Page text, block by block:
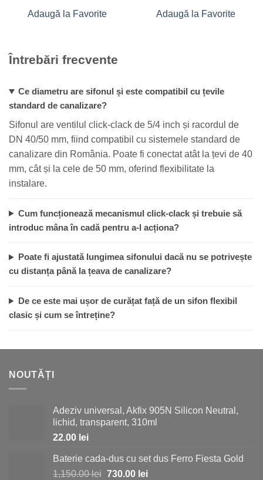
Adaugă la Favorite Adaugă la Favorite
Întrebări frecvente
Ce diametru are sifonul și este compatibil cu țevile
standard de canalizare?
Sifonul are ventilul click-clack de 5/4 inch și racordul de
DN 40/50 mm, fiind compatibil cu sistemele standard de
canalizare din România. Poate fi conectat atât la țevi de 40
mm, cât și la cele de 50 mm, oferind flexibilitate la
instalare.
Cum funcționează mecanismul click-clack și trebuie să
introduc mâna în cadă pentru a-l acționa?
Poate fi ajustată lungimea sifonului dacă nu se potrivește
cu distanța până la țeava de canalizare?
De ce este mai ușor de curățat față de un sifon flexibil
clasic și cum se întreține?
NOUTĂȚI
Adeziv universal, Akfix 905N Silicon Neutral,
lichid, transparent, 310ml
22.00 lei
Baterie cada-dus cu set dus Ferro Fiesta Gold
1,150.00lei Prețul
730.00 leiPrețul